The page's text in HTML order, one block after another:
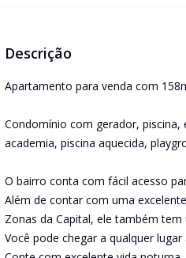
Descrição
Apartamento para venda com
Condomínio com gerador, piscina,
academia, piscina aquecida,
O bairro conta com fácil acesso
Além de contar com uma
Zonas da Capital, ele também
Você pode chegar a qualquer lugar